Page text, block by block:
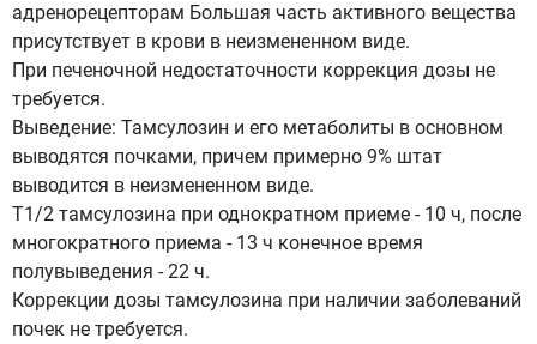
адренорецепторам Большая часть активного вещества
присутствует в крови в неизмененном виде.
При печеночной недостаточности коррекция дозы не
требуется.
Выведение: Тамсулозин и его метаболиты в основном
выводятся почками, причем примерно 9% штат
выводится в неизмененном виде.
Т1/2 тамсулозина при однократном приеме - 10 ч, после
многократного приема - 13 ч конечное время
полувыведения - 22 ч.
Коррекции дозы тамсулозина при наличии заболеваний
почек не требуется.